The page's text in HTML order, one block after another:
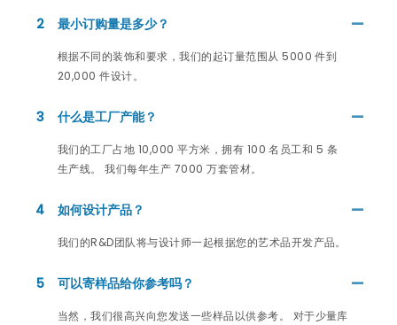
2 最小订购量是多少？
根据不同的装饰和要求，我们的起订量范围从 5000 件到
20,000 件设计。
3 什么是工厂产能？
我们的工厂占地 10,000 平方米，拥有 100 名员工和 5 条
生产线。 我们每年生产 7000 万套管材。
4 如何设计产品？
我们的R&D团队将与设计师一起根据您的艺术品开发产品。
5 可以寄样品给你参考吗？
当然，我们很高兴向您发送一些样品以供参考。 对于少量库